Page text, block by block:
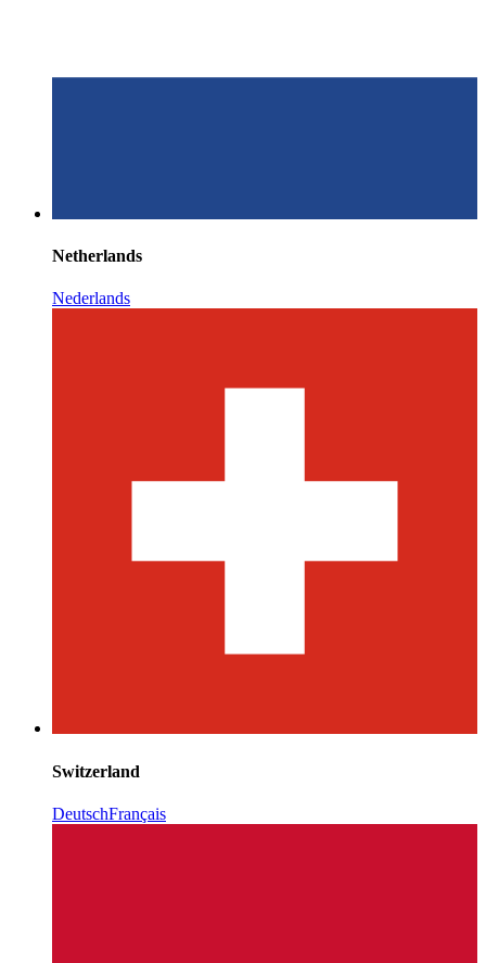
Netherlands
Nederlands
Switzerland
DeutschFrançais